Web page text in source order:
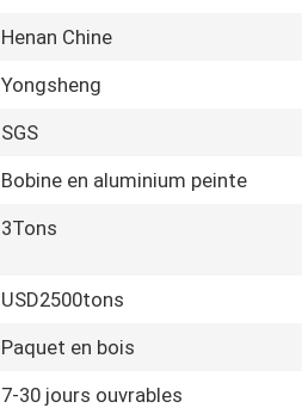
Henan Chine
Yongsheng
SGS
Bobine en aluminium peinte
3Tons
USD2500tons
Paquet en bois
7-30 jours ouvrables